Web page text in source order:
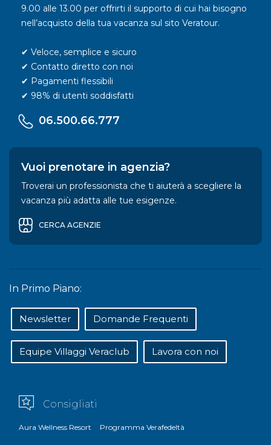
9.00 alle 13.00 per offrirti il supporto di cui hai bisogno
nell’acquisto della tua vacanza sul sito Veratour.
✔ Veloce, semplice e sicuro
✔ Contatto diretto con noi
✔ Pagamenti flessibili
✔ 98% di utenti soddisfatti
06.500.66.777
Vuoi prenotare in agenzia?
Troverai un professionista che ti aiuterà a scegliere la
vacanza più adatta alle tue esigenze.
CERCA AGENZIE
In Primo Piano:
Newsletter Domande Frequenti
Equipe Villaggi Veraclub Lavora con noi
Consigliati
Aura Wellness Resort Programma Verafedeltà